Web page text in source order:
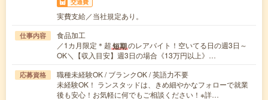
実費支給／当社規定あり。
仕事内容
食品加工
／1カ月限定＊超短期のレアバイト！空いてる日の週3日～
OK＼【収入目安】週3日の場合《13万円以上》…
応募資格
職種未経験OK / ブランクOK / 英語力不要
未経験OK！ ランスタッドは、きめ細やかなフォローで就業
後も安心！お気軽に何でもご相談ください！※詳…